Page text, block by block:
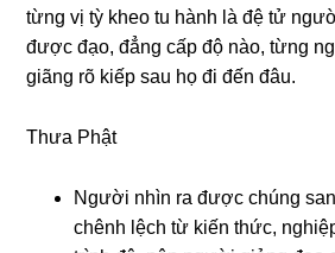
từng vị tỳ kheo tu hành là đệ tử
được đạo, đẳng cấp độ nào, từng
giãng rõ kiếp sau họ đi đến đâu.
Thưa Phật
Người nhìn ra được chúng
chênh lệch từ kiến thức,